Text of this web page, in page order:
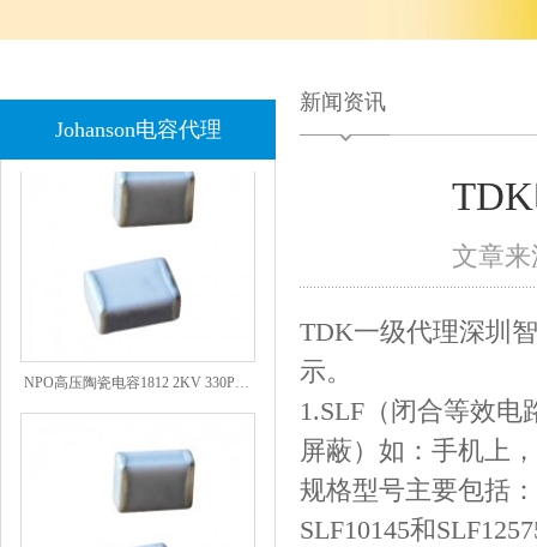
Johanson电容代理
新闻资讯
文章
TDK一级代理深圳
示。
1.SLF（闭合等效
屏蔽）如：手机上
规格型号主要包括：
SLF10145和